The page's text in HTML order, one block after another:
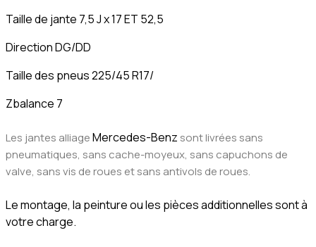
Taille de jante 7,5 J x 17 ET 52,5
Direction DG/DD
Taille des pneus 225/45 R17/
Zbalance 7
Les jantes alliageMercedes-Benz sont livrées sans
pneumatiques, sans cache-moyeux, sans capuchons de
valve, sans vis de roues et sans antivols de roues.
Le montage, la peinture ou les pièces additionnelles sont à
votre charge.